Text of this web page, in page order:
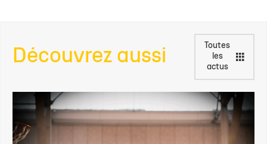
Découvrez aussi
Toutes
les
actus